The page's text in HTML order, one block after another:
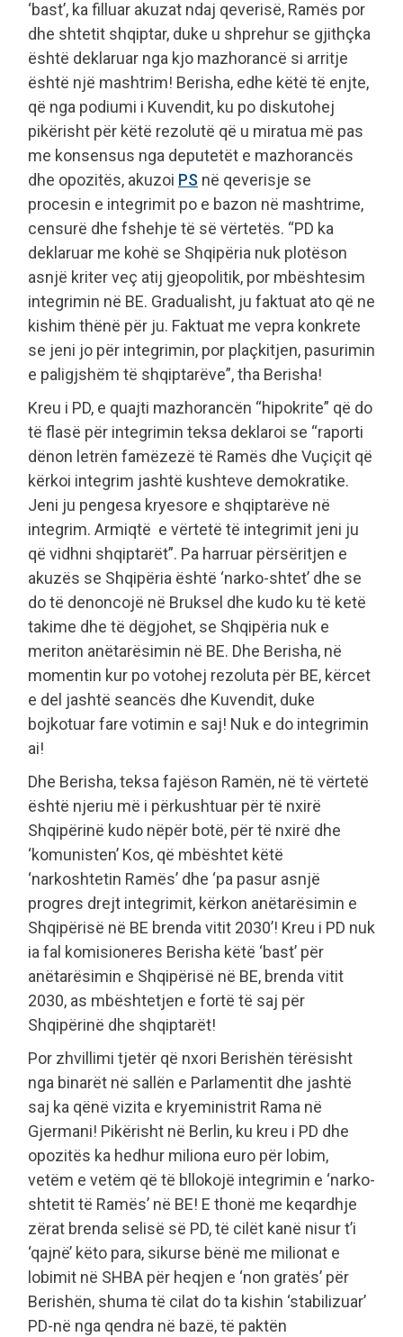
‘bast’, ka filluar akuzat ndaj qeverisë, Ramës por
dhe shtetit shqiptar, duke u shprehur se gjithçka
është deklaruar nga kjo mazhorancë si arritje
është një mashtrim! Berisha, edhe këtë të enjte,
që nga podiumi i Kuvendit, ku po diskutohej
pikërisht për këtë rezolutë që u miratua më pas
me konsensus nga deputetët e mazhorancës
dhe opozitës, akuzoi PS në qeverisje se
procesin e integrimit po e bazon në mashtrime,
censurë dhe fshehje të së vërtetës. “PD ka
deklaruar me kohë se Shqipëria nuk plotëson
asnjë kriter veç atij gjeopolitik, por mbështesim
integrimin në BE. Gradualisht, ju faktuat ato që ne
kishim thënë për ju. Faktuat me vepra konkrete
se jeni jo për integrimin, por plaçkitjen, pasurimin
e paligjshëm të shqiptarëve”, tha Berisha!
Kreu i PD, e quajti mazhorancën “hipokrite” që do
të flasë për integrimin teksa deklaroi se “raporti
dënon letrën famëzezë të Ramës dhe Vuçiçit që
kërkoi integrim jashtë kushteve demokratike.
Jeni ju pengesa kryesore e shqiptarëve në
integrim. Armiqtë e vërtetë të integrimit jeni ju
që vidhni shqiptarët”. Pa harruar përsëritjen e
akuzës se Shqipëria është ‘narko-shtet’ dhe se
do të denoncojë në Bruksel dhe kudo ku të ketë
takime dhe të dëgjohet, se Shqipëria nuk e
meriton anëtarësimin në BE. Dhe Berisha, në
momentin kur po votohej rezoluta për BE, kërcet
e del jashtë seancës dhe Kuvendit, duke
bojkotuar fare votimin e saj! Nuk e do integrimin
ai!
Dhe Berisha, teksa fajëson Ramën, në të vërtetë
është njeriu më i përkushtuar për të nxirë
Shqipërinë kudo nëpër botë, për të nxirë dhe
‘komunisten’ Kos, që mbështet këtë
‘narkoshtetin Ramës’ dhe ‘pa pasur asnjë
progres drejt integrimit, kërkon anëtarësimin e
Shqipërisë në BE brenda vitit 2030’! Kreu i PD nuk
ia fal komisioneres Berisha këtë ‘bast’ për
anëtarësimin e Shqipërisë në BE, brenda vitit
2030, as mbështetjen e fortë të saj për
Shqipërinë dhe shqiptarët!
Por zhvillimi tjetër që nxori Berishën tërësisht
nga binarët në sallën e Parlamentit dhe jashtë
saj ka qënë vizita e kryeministrit Rama në
Gjermani! Pikërisht në Berlin, ku kreu i PD dhe
opozitës ka hedhur miliona euro për lobim,
vetëm e vetëm që të bllokojë integrimin e ‘narko-
shtetit të Ramës’ në BE! E thonë me keqardhje
zërat brenda selisë së PD, të cilët kanë nisur t’i
‘qajnë’ këto para, sikurse bënë me milionat e
lobimit në SHBA për heqjen e ‘non gratës’ për
Berishën, shuma të cilat do ta kishin ‘stabilizuar’
PD-në nga qendra në bazë, të paktën